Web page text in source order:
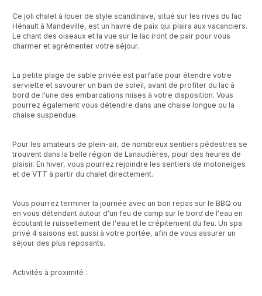
Ce joli chalet à louer de style scandinave, situé sur les rives du lac
Hénault à Mandeville, est un havre de paix qui plaira aux vacanciers.
Le chant des oiseaux et la vue sur le lac iront de pair pour vous
charmer et agrémenter votre séjour.
La petite plage de sable privée est parfaite pour étendre votre
serviette et savourer un bain de soleil, avant de profiter du lac à
bord de l'une des embarcations mises à votre disposition. Vous
pourrez également vous détendre dans une chaise longue ou la
chaise suspendue.
Pour les amateurs de plein-air, de nombreux sentiers pédestres se
trouvent dans la belle région de Lanaudières, pour des heures de
plaisir. En hiver, vous pourrez rejoindre les sentiers de motoneiges
et de VTT à partir du chalet directement.
Vous pourrez terminer la journée avec un bon repas sur le BBQ ou
en vous détendant autour d'un feu de camp sur le bord de l'eau en
écoutant le ruissellement de l'eau et le crépitement du feu. Un spa
privé 4 saisons est aussi à votre portée, afin de vous assurer un
séjour des plus reposants.
Activités à proximité :